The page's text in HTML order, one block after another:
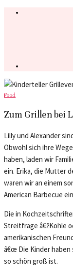
Food
Zum Grillen bei
Lilly und Alexander
Obwohl sich ihre
haben, laden wir
ein. Erika, die Mutter
waren wir an einem
American Barbecue
Die in
Streitfrage â€žKohle
amerikanischen
â€œ Die Kinder haben
so schön groß ist.